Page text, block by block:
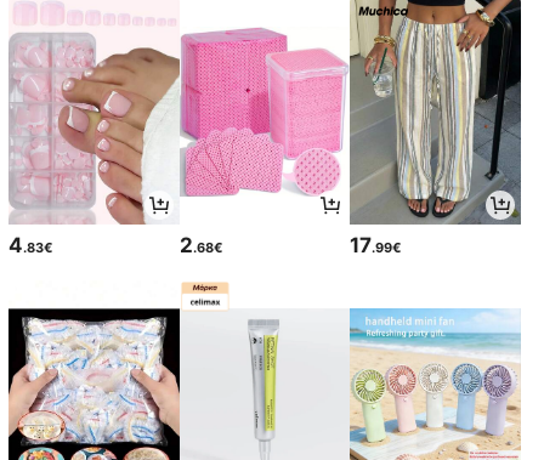
4.83€ 2.68€ 17.99€